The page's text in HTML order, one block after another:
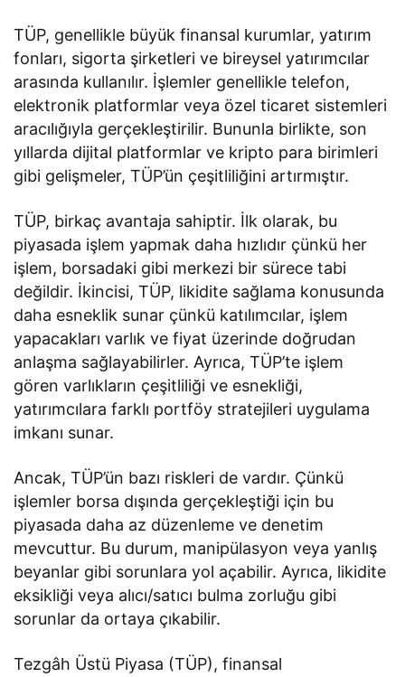
TÜP, genellikle büyük finansal kurumlar, yatırım
fonları, sigorta şirketleri ve bireysel yatırımcılar
arasında kullanılır. İşlemler genellikle telefon,
elektronik platformlar veya özel ticaret sistemleri
aracılığıyla gerçekleştirilir. Bununla birlikte, son
yıllarda dijital platformlar ve kripto para birimleri
gibi gelişmeler, TÜP’ün çeşitliliğini artırmıştır.
TÜP, birkaç avantaja sahiptir. İlk olarak, bu
piyasada işlem yapmak daha hızlıdır çünkü her
işlem, borsadaki gibi merkezi bir sürece tabi
değildir. İkincisi, TÜP, likidite sağlama konusunda
daha esneklik sunar çünkü katılımcılar, işlem
yapacakları varlık ve fiyat üzerinde doğrudan
anlaşma sağlayabilirler. Ayrıca, TÜP’te işlem
gören varlıkların çeşitliliği ve esnekliği,
yatırımcılara farklı portföy stratejileri uygulama
imkanı sunar.
Ancak, TÜP’ün bazı riskleri de vardır. Çünkü
işlemler borsa dışında gerçekleştiği için bu
piyasada daha az düzenleme ve denetim
mevcuttur. Bu durum, manipülasyon veya yanlış
beyanlar gibi sorunlara yol açabilir. Ayrıca, likidite
eksikliği veya alıcı/satıcı bulma zorluğu gibi
sorunlar da ortaya çıkabilir.
Tezgâh Üstü Piyasa (TÜP), finansal